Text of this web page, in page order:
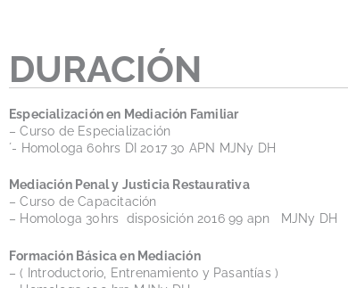
DURACIÓN
Especialización en Mediación Familiar
– Curso de Especialización
´- Homologa 60hrs DI 2017 30 APN MJNy DH
Mediación Penal y Justicia Restaurativa
– Curso de Capacitación
– Homologa 30hrs disposición 2016 99 apn MJNy DH
Formación Básica en Mediación
– ( Introductorio, Entrenamiento y Pasantías )